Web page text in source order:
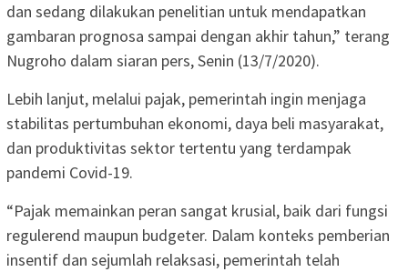
dan sedang dilakukan penelitian untuk mendapatkan
gambaran prognosa sampai dengan akhir tahun,” terang
Nugroho dalam siaran pers, Senin (13/7/2020).
Lebih lanjut, melalui pajak, pemerintah ingin menjaga
stabilitas pertumbuhan ekonomi, daya beli masyarakat,
dan produktivitas sektor tertentu yang terdampak
pandemi Covid-19.
“Pajak memainkan peran sangat krusial, baik dari fungsi
regulerend maupun budgeter. Dalam konteks pemberian
insentif dan sejumlah relaksasi, pemerintah telah